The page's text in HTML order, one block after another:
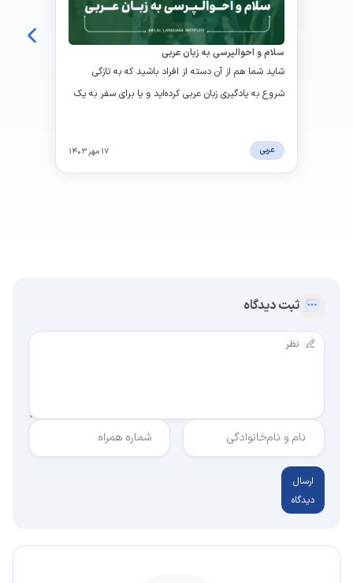
سلام و احوالپرسی به زبان عربی
شاید شما هم از آن دسته از افراد باشید که به‌ تازگی
شروع به یادگیری زبان عربی کرده‌اید و یا برای سفر به یک
شیوه‌های مختلف سلام‌ کردن به زبان عربی آشنا شوید.
عربی ۱۷ مهر ۱۴۰۳
ثبت دیدگاه
نام و نام‌خانوادگی شماره همراه
ارسال
دیدگاه